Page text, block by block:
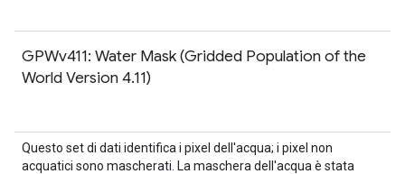
GPWv411: Water Mask (Gridded Population of the
World Version 4.11)
Questo set di dati identifica i pixel dell'acqua; i pixel non
acquatici sono mascherati. La maschera dell'acqua è stata